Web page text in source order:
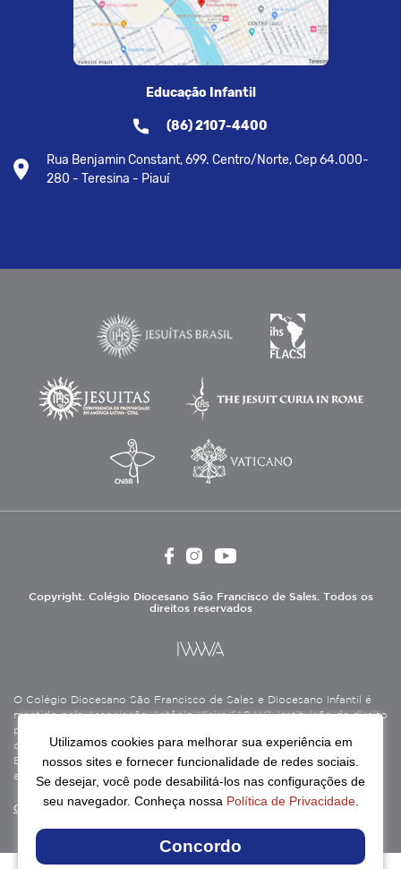
Educação Infantil
(86) 2107-4400
Rua Benjamin Constant, 699. Centro/Norte, Cep 64.000-
280 - Teresina - Piauí
Copyright. Colégio Diocesano São Francisco de Sales. Todos os
direitos reservados
O Colégio Diocesano São Francisco de Sales e Diocesano Infantil é
mantido pela Associação Antônio Vieira (ASAV), instituição de direito
privado sem fins lucrativos, filantrópica, de natureza educativa,
cultural, assistencial e beneficente, certificada como Entidade
Beneficente de Assistência Social (CEBAS), nas áreas de educação e
assistência social.
Continue lendo
Utilizamos cookies para melhorar sua experiência em
nossos sites e fornecer funcionalidade de redes sociais.
Se desejar, você pode desabilitá-los nas configurações de
seu navegador. Conheça nossa Política de Privacidade.
Concordo